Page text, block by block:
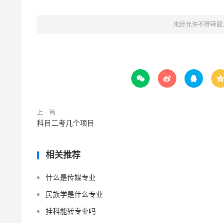
未经允许不得转载
   
上一篇
科目二考几个项目
相关推荐
什么是传媒专业
民族学是什么专业
挂科能转专业吗